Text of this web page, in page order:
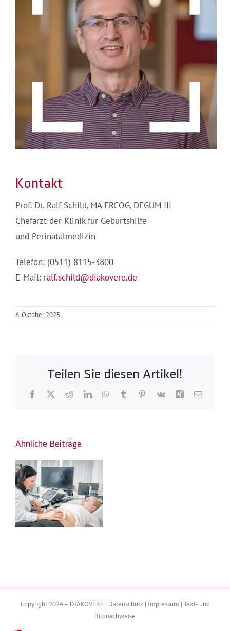
Kontakt
Prof. Dr. Ralf Schild, MA FRCOG, DEGUM III
Chefarzt der Klinik für Geburtshilfe
und Perinatalmedizin
Telefon: (0511) 8115-3800
E-Mail: ralf.schild@diakovere.de
6. Oktober 2025
Teilen Sie diesen Artikel!
Facebook
X RedditLinkedInWhatsApp
TumblrPinterest
Vk Xing E-
Ähnliche Beiträge
Copyright 2024 – DIAKOVERE | Datenschutz | Impressum | Text- und
Bildnachweise